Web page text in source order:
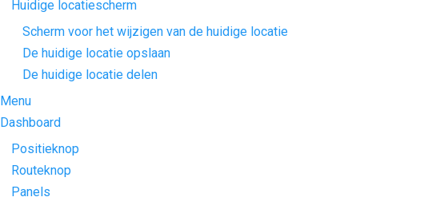
Huidige locatiescherm
Scherm voor het wijzigen van de huidige locatie
De huidige locatie opslaan
De huidige locatie delen
Menu
Dashboard
Positieknop
Routeknop
Panels